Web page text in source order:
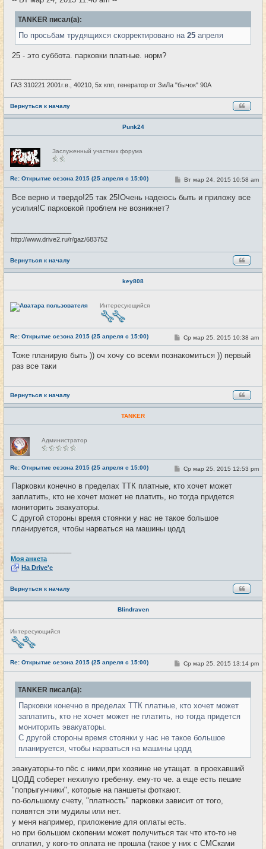
TANKER писал(а):
По просьбам трудящихся скорректировано на 25 апреля
25 - это суббота. парковки платные. норм?
ГАЗ 310221 2001г.в., 40210, 5х кпп, генератор от ЗиЛа "бычок" 90А
Вернуться к началу
Punk24
Н
е
в
с
е
т
и
Заслуженный участник форума
Re: Открытие сезона 2015 (25 апреля с 15:00) #9
С
о
б
Вт мар 24, 2015 10:58 am
Все верно и твердо!25 так 25!Очень надеюсь быть и приложу все
усилия!С парковкой проблем не возникнет?
http://www.drive2.ru/r/gaz/683752
Вернуться к началу
key808
Н
е
е
т
и
Интересующийся
Re: Открытие сезона 2015 (25 апреля с 15:00) #10
С
о
б
и
Ср мар 25, 2015 10:38 am
Тоже планирую быть )) оч хочу со всеми познакомиться )) первый
раз все таки
Вернуться к началу
TANKER
Н
е
в
с
е
т
и
Администратор
Re: Открытие сезона 2015 (25 апреля с 15:00) #11
С
о
б
щ
и
Ср мар 25, 2015 12:53 pm
Парковки конечно в пределах ТТК платные, кто хочет может
заплатить, кто не хочет может не платить, но тогда придется
мониторить эвакуаторы.
С другой стороны время стоянки у нас не такое большое
планируется, чтобы нарваться на машины цодд
Моя анкета
На Drive'e
Вернуться к началу
Blindraven
Н
е
в
т
и
Интересующийся
Re: Открытие сезона 2015 (25 апреля с 15:00) #12
С
о
е
н
е
Ср мар 25, 2015 13:14 pm
TANKER писал(а):
Парковки конечно в пределах ТТК платные, кто хочет может
заплатить, кто не хочет может не платить, но тогда придется
мониторить эвакуаторы.
С другой стороны время стоянки у нас не такое большое
планируется, чтобы нарваться на машины цодд
эвакуаторы-то пёс с ними,при хозяине не утащат. в проехавший
ЦОДД соберет нехилую гребенку. ему-то че. а еще есть пешие
"попрыгунчики", которые на паншеты фоткают.
по-большому счету, "платность" парковки зависит от того,
появятся эти мудилы или нет.
у меня например, приложение для оплаты есть.
но при большом скопении может получиться так что кто-то не
оплатил, у кого-то оплата не прошла (такое у них с СМСками